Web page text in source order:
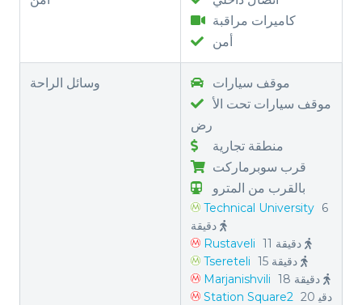
كاميرات مراقبة
أمن
وسائل الراحة
موقف سيارات
رض
منطقة تجارية
قرب سوبرماركت
بالقرب من المترو
Technical University 6
Rustaveli
Tsereteli
Marjanishvili
Station Square2 20 دقي